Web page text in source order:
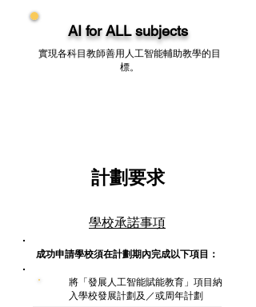
AI for ALL subjects
實現各科目教師善用人工智能輔助教學的目
標。
計劃要求
學校承諾事項
成功申請學校須在計劃期內完成以下項目：
將「發展人工智能賦能教育」項目納
入學校發展計劃及／或周年計劃